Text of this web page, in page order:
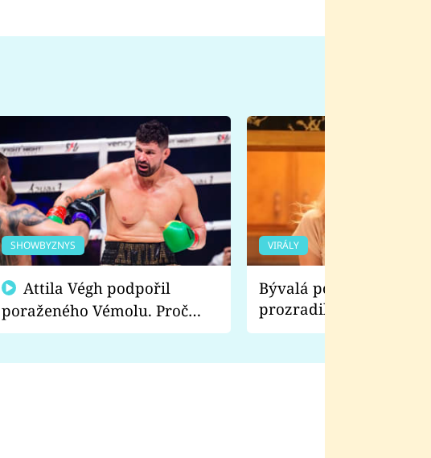
SHOWBYZNYS
poraženého Vémolu. Proč
chce raději zápasit s ním než
VIRÁLY
Bývalá pornoherečka
prozradila, co ji
natáčení Euforie.